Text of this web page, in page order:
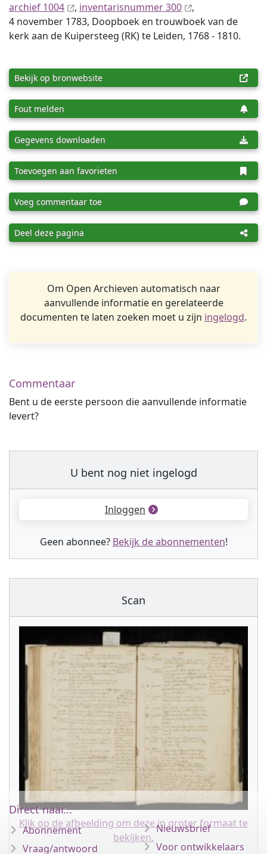
archief 1004
, inventaris­num­mer 300
,
4 november 1783, Doopboek en trouwboek van de
kerk aan de Kuipersteeg (RK) te Leiden, 1768 - 1810.
Bekijk op bronwebsite
Fout melden
Gegevens downloaden
Toevoegen aan favorieten
Voeg commentaar toe
Deel deze pagina
Om Open Archieven automatisch naar
aanvullende informatie en gerelateerde
documenten te laten zoeken moet u zijn ingelogd.
Commentaar
Bent u de eerste persoon die aanvullende informatie
levert?
U bent nog niet ingelogd
Inloggen
Geen abonnee? Bekijk de abonnementen!
Scan
Klik op de afbeelding om deze in groter formaat te
bekijken.
Direct naar...
Abonnement
Vraag/antwoord
Nieuwsbrief
Voor ontwikkelaars